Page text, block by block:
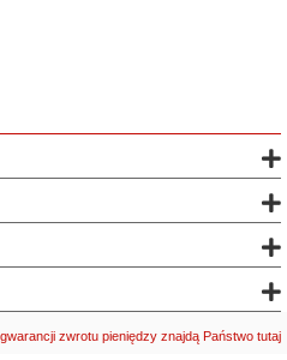
zwrotu pieniędzy znajdą Państwo tutaj